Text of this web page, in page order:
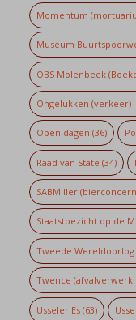
Momentum
Museum
OBS Molenbeek
Ongelukken
Open dagen (36)
Raad van State (34)
SABMiller
Staatstoezicht op de
Tweede Wereldoorlog
Twence
Usseler Es(63)